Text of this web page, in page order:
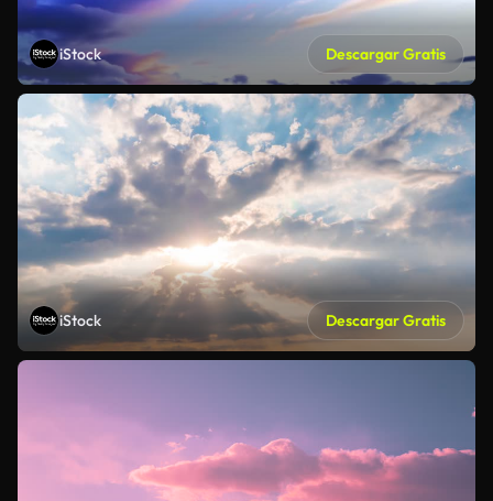
iStock Descargar Gratis
iStock Descargar Gratis